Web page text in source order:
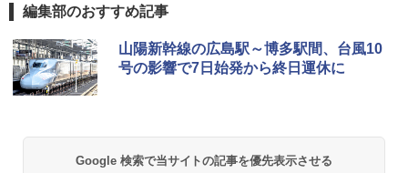
D40 地球の歩き方 チェンマイ タイ北部の魅
力的な町 2026～2027 地球の歩き方D アジア
地球の歩き方 スター・ウォーズ
[キャンパーズコレクション 山善] ポップアッ
プテント 傘みたいに広げて畳める パッとサ
ッとサンシェード キューブ フルクローズ メ
￥6,831
GRANDOOR ステンレス保冷剤 2個セット 2
026リニューアル 急速冷凍 空間倍増 衛生的
コンパクト 保冷力長持ち
BUNDOK(バンドック)ソロ ドーム 1 EX BDK
編集部のおすすめ記事
山陽新幹線の広島駅～博多駅間、台風10
号の影響で7日始発から終日運休に
Google 検索で当サイトの記事を優先表示させる